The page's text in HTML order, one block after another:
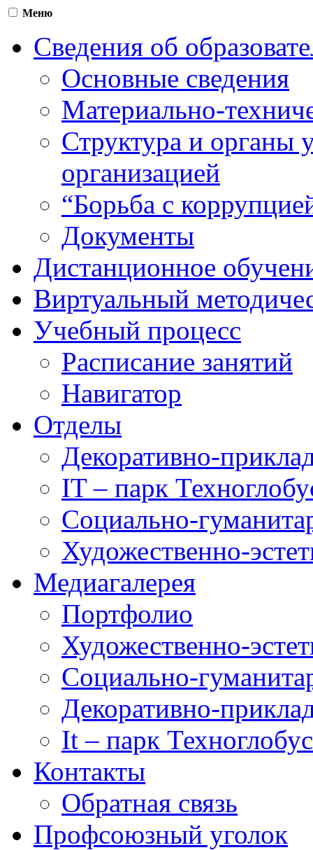
Меню
Сведения об
Основные сведения
Материально-
Структура и органы
организацией
“Борьба с
Документы
Дистанционное
Виртуальный
Учебный процесс
Расписание занятий
Навигатор
Отделы
Декоративно-
IT – парк
Социально-
Художественно-
Медиагалерея
Портфолио
Художественно-
Социально-
Декоративно-
It – парк Техноглобус
Контакты
Обратная связь
Профсоюзный уголок